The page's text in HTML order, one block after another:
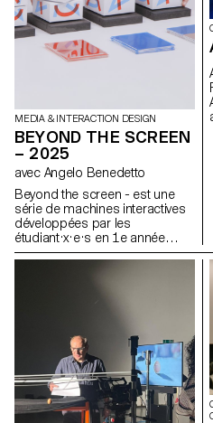
MEDIA & INTERACTION DESIGN
BEYOND THE SCREEN
– 2025
avec Angelo Benedetto
Beyond the screen - est une
série de machines interactives
développées par les
étudiant·x·e·s en 1e année
Bachelor Media & Interaction
travers d'un système
typographique modulaire.